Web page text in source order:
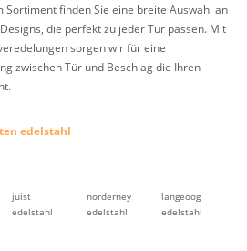
Sortiment finden Sie eine breite Auswahl an
die perfekt zu jeder Tür passen. Mit
sorgen wir für eine
zwischen Tür und Beschlag die Ihren
edelstahl
juist
edelstahl
norderney
edelstahl
langeoog
edelstahl